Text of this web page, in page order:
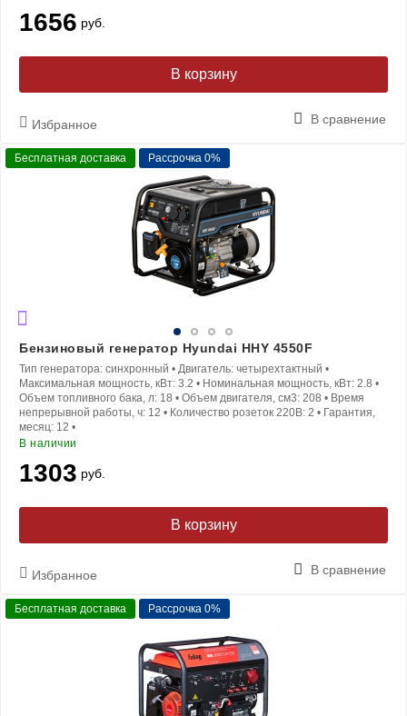
1656 руб.
В корзину
Избранное В сравнение
Бесплатная доставка Рассрочка 0%
Бензиновый генератор Hyundai HHY 4550F
Тип генератора: синхронный • Двигатель: четырехтактный •
Максимальная мощность, кВт: 3.2 • Номинальная мощность, кВт: 2.8 •
Объем топливного бака, л: 18 • Объем двигателя, см3: 208 • Время
непрерывной работы, ч: 12 • Количество розеток 220В: 2 • Гарантия,
месяц: 12 •
В наличии
1303 руб.
В корзину
Избранное В сравнение
Бесплатная доставка Рассрочка 0%